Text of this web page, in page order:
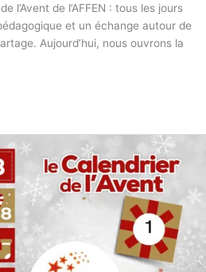
l’Avent de l’AFFEN : tous les jours
et un échange autour de
Aujourd’hui, nous ouvrons la